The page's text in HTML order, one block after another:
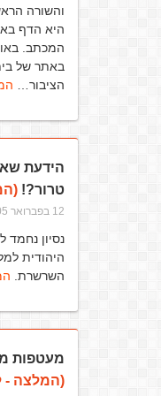
והשורה
המכתב.
באתר של
הציבור…
הידעת
טרור?!
12 בפברואר 2005
נסיון נחמד
היהודית
השרשרת.
מעטפות
(המלצה -